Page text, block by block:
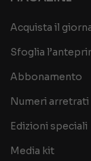
Acquista il
Sfoglia
Abbonamento
Numeri arretrati
Edizioni speciali
Media kit